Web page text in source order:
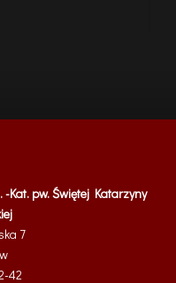
-Kat. pw. Świętej Katarzyny
7
42